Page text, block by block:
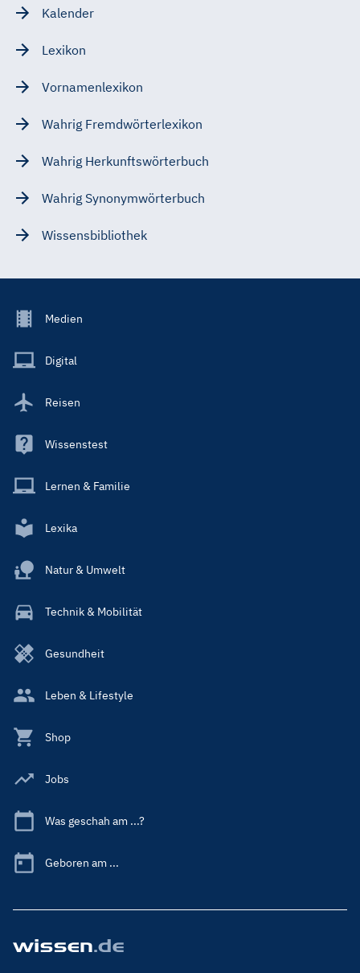
Kalender
Lexikon
Vornamenlexikon
Wahrig Fremdwörterlexikon
Wahrig Herkunftswörterbuch
Wahrig Synonymwörterbuch
Wissensbibliothek
Footer
Main
Medien
Digital
Reisen
Wissenstest
Lernen & Familie
Lexika
Natur & Umwelt
Technik & Mobilität
Gesundheit
Leben & Lifestyle
Shop
Jobs
Was geschah am ...?
Geboren am ...